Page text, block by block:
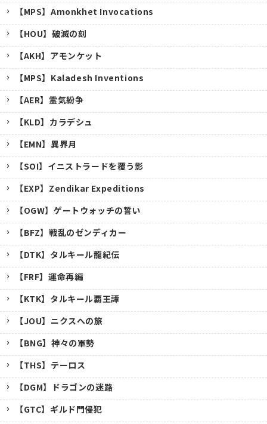
【MPS】Amonkhet Invocations
【HOU】破滅の刻
【AKH】アモンケット
【MPS】Kaladesh Inventions
【AER】霊気紛争
【KLD】カラデシュ
【EMN】異界月
【SOI】イニストラードを覆う影
【EXP】Zendikar Expeditions
【OGW】ゲートウォッチの誓い
【BFZ】戦乱のゼンディカー
【DTK】タルキール龍紀伝
【FRF】運命再編
【KTK】タルキール覇王譚
【JOU】ニクスへの旅
【BNG】神々の軍勢
【THS】テーロス
【DGM】ドラゴンの迷路
【GTC】ギルド門侵犯